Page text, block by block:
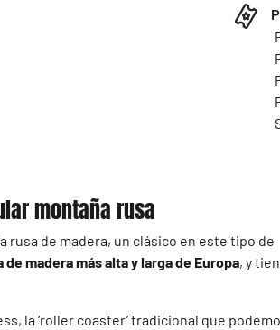
montaña rusa
rusa de madera, un clásico en este tipo de
de madera más alta y larga de Europa, y
la ‘roller coaster’ tradicional que